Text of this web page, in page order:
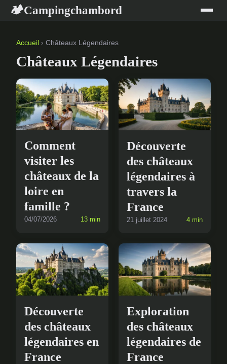
🏕Campingchambord
Accueil › Châteaux Légendaires
Châteaux Légendaires
Comment
visiter les
châteaux de la
loire en
famille ?
04/07/2026 13 min
Découverte
des châteaux
légendaires à
travers la
France
21 juillet 2024 4 min
Découverte
des châteaux
légendaires en
France
Exploration
des châteaux
légendaires de
France